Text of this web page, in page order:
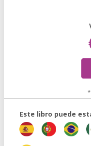
Este libro puede